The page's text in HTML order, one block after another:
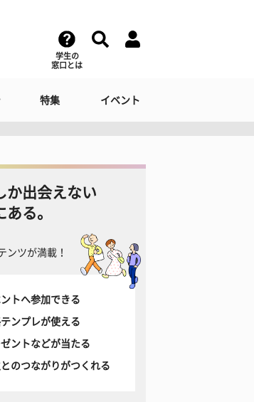
学生の
窓口とは
特集 イベント
か出会えない
る。
ンツが満載！
トへ参加できる
ンプレが使える
ントなどが当たる
のつながりがつくれる